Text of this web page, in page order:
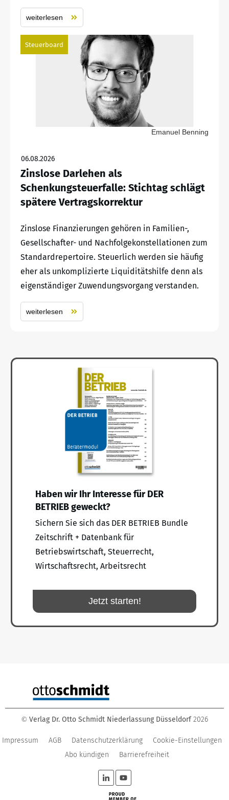
weiterlesen
Steuerboard
Emanuel Benning
06.08.2026
Zinslose Darlehen als
Schenkungsteuerfalle: Stichtag schlägt
spätere Vertragskorrektur
Zinslose Finanzierungen gehören in Familien-,
Gesellschafter- und Nachfolgekonstellationen zum
Standardrepertoire. Steuerlich werden sie häufig
eher als unkomplizierte Liquiditätshilfe denn als
eigenständiger Zuwendungsvorgang verstanden.
weiterlesen
Haben wir Ihr Interesse für DER
BETRIEB geweckt?
Sichern Sie sich das DER BETRIEB Bundle
Zeitschrift + Datenbank für
Betriebswirtschaft, Steuerrecht,
Wirtschaftsrecht, Arbeitsrecht
Jetzt starten!
© Verlag Dr. Otto Schmidt Niederlassung Düsseldorf 2026
Impressum AGB Datenschutzerklärung
Cookie-Einstellungen
Abo kündigen
Barrierefreiheit